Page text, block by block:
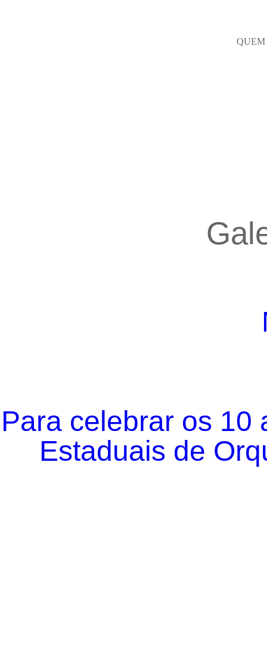
QUEM
Para celebrar os 10
Estaduais de